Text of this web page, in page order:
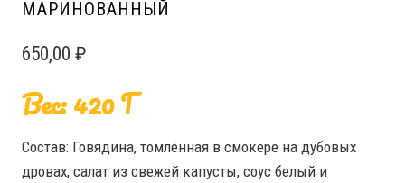
МАРИНОВАННЫЙ
650,00 ₽
Вес: 420 Г
Состав: Говядина, томлённая в смокере на дубовых
дровах, салат из свежей капусты, соус белый и